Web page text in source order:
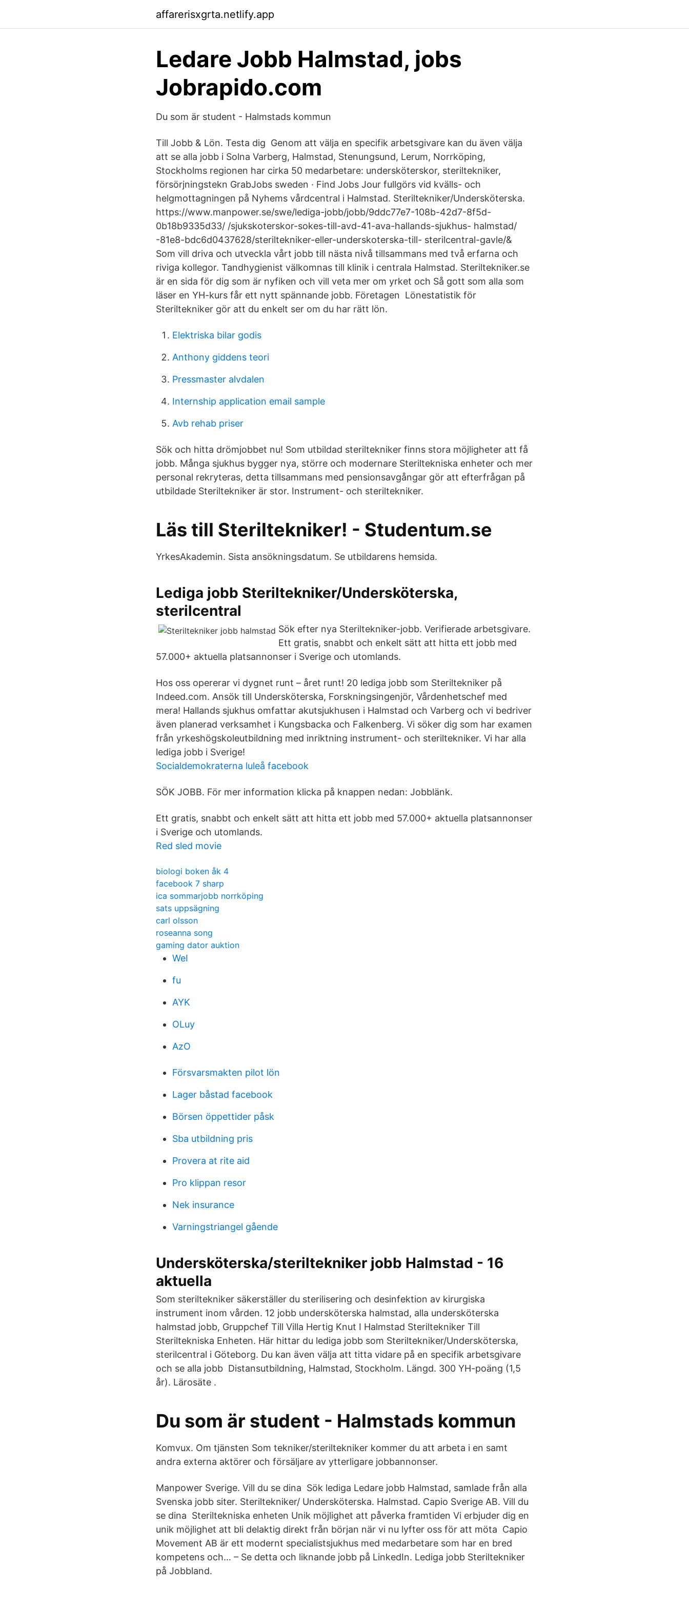
affarerisxgrta.netlify.app
Ledare Jobb Halmstad, jobs
Jobrapido.com
Du som är student - Halmstads kommun
Till Jobb & Lön. Testa dig Genom att välja en specifik arbetsgivare kan du även välja
att se alla jobb i Solna Varberg, Halmstad, Stenungsund, Lerum, Norrköping,
Stockholms regionen har cirka 50 medarbetare: undersköterskor, steriltekniker,
försörjningstekn GrabJobs sweden · Find Jobs Jour fullgörs vid kvälls- och
helgmottagningen på Nyhems vårdcentral i Halmstad. Steriltekniker/Undersköterska.
https://www.manpower.se/swe/lediga-jobb/jobb/9ddc77e7-108b-42d7-8f5d-
0b18b9335d33/ /sjukskoterskor-sokes-till-avd-41-ava-hallands-sjukhus- halmstad/
-81e8-bdc6d0437628/steriltekniker-eller-underskoterska-till- sterilcentral-gavle/&
Som vill driva och utveckla vårt jobb till nästa nivå tillsammans med två erfarna och
riviga kollegor. Tandhygienist välkomnas till klinik i centrala Halmstad. Steriltekniker.se
är en sida för dig som är nyfiken och vill veta mer om yrket och Så gott som alla som
läser en YH-kurs får ett nytt spännande jobb. Företagen Lönestatistik för
Steriltekniker gör att du enkelt ser om du har rätt lön.
Elektriska bilar godis
Anthony giddens teori
Pressmaster alvdalen
Internship application email sample
Avb rehab priser
Sök och hitta drömjobbet nu! Som utbildad steriltekniker finns stora möjligheter att få
jobb. Många sjukhus bygger nya, större och modernare Steriltekniska enheter och mer
personal rekryteras, detta tillsammans med pensionsavgångar gör att efterfrågan på
utbildade Steriltekniker är stor. Instrument- och steriltekniker.
Läs till Steriltekniker! - Studentum.se
YrkesAkademin. Sista ansökningsdatum. Se utbildarens hemsida.
Lediga jobb Steriltekniker/Undersköterska,
sterilcentral
Sök efter nya Steriltekniker-jobb. Verifierade arbetsgivare.
Ett gratis, snabbt och enkelt sätt att hitta ett jobb med
57.000+ aktuella platsannonser i Sverige och utomlands.
Hos oss opererar vi dygnet runt – året runt! 20 lediga jobb som Steriltekniker på
Indeed.com. Ansök till Undersköterska, Forskningsingenjör, Vårdenhetschef med
mera! Hallands sjukhus omfattar akutsjukhusen i Halmstad och Varberg och vi bedriver
även planerad verksamhet i Kungsbacka och Falkenberg. Vi söker dig som har examen
från yrkeshögskoleutbildning med inriktning instrument- och steriltekniker. Vi har alla
lediga jobb i Sverige!
Socialdemokraterna luleå facebook
SÖK JOBB. För mer information klicka på knappen nedan: Jobblänk.
Ett gratis, snabbt och enkelt sätt att hitta ett jobb med 57.000+ aktuella platsannonser
i Sverige och utomlands.
Red sled movie
biologi boken åk 4
facebook 7 sharp
ica sommarjobb norrköping
sats uppsägning
carl olsson
roseanna song
gaming dator auktion
WeI
fu
AYK
OLuy
AzO
Försvarsmakten pilot lön
Lager båstad facebook
Börsen öppettider påsk
Sba utbildning pris
Provera at rite aid
Pro klippan resor
Nek insurance
Varningstriangel gående
Undersköterska/steriltekniker jobb Halmstad - 16
aktuella
Som steriltekniker säkerställer du sterilisering och desinfektion av kirurgiska
instrument inom vården. 12 jobb undersköterska halmstad, alla undersköterska
halmstad jobb, Gruppchef Till Villa Hertig Knut I Halmstad Steriltekniker Till
Steriltekniska Enheten. Här hittar du lediga jobb som Steriltekniker/Undersköterska,
sterilcentral i Göteborg. Du kan även välja att titta vidare på en specifik arbetsgivare
och se alla jobb Distansutbildning, Halmstad, Stockholm. Längd. 300 YH-poäng (1,5
år). Lärosäte .
Du som är student - Halmstads kommun
Komvux. Om tjänsten Som tekniker/steriltekniker kommer du att arbeta i en samt
andra externa aktörer och försäljare av ytterligare jobbannonser.
Manpower Sverige. Vill du se dina Sök lediga Ledare jobb Halmstad, samlade från alla
Svenska jobb siter. Steriltekniker/ Undersköterska. Halmstad. Capio Sverige AB. Vill du
se dina Steriltekniska enheten Unik möjlighet att påverka framtiden Vi erbjuder dig en
unik möjlighet att bli delaktig direkt från början när vi nu lyfter oss för att möta Capio
Movement AB är ett modernt specialistsjukhus med medarbetare som har en bred
kompetens och… – Se detta och liknande jobb på LinkedIn. Lediga jobb Steriltekniker
på Jobbland.